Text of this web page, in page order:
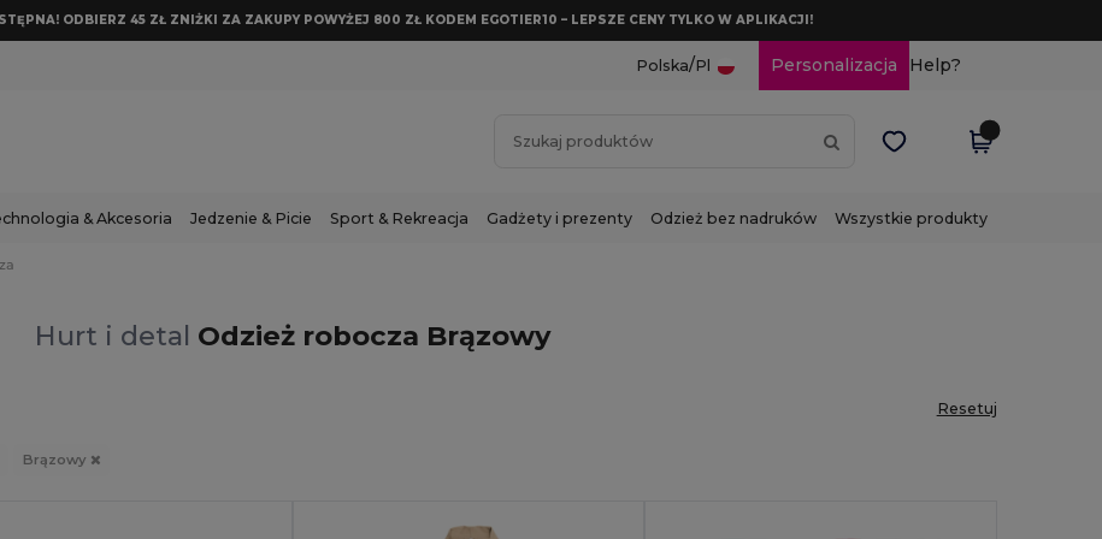
ODBIERZ 45 ZŁ ZNIŻKI ZA ZAKUPY POWYŻEJ 800 ZŁ KODEM EGOTIER10 – LEPSZE CENY TYLKO W APLIKACJI!
Polska/Pl Personalizacja Help?
& Akcesoria Jedzenie & Picie Sport & Rekreacja Gadżety i prezenty Odzież bez nadruków Wszystkie produkty
Hurt i detal Odzież robocza Brązowy
Resetuj
Brązowy